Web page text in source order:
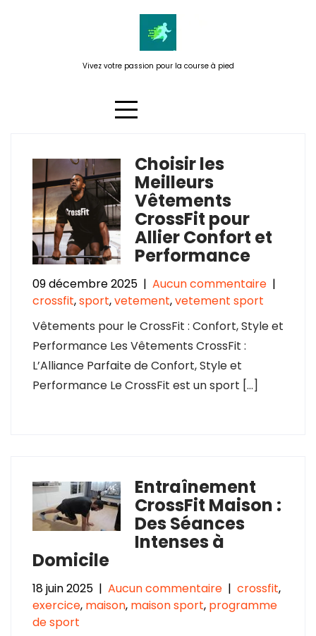
Vivez votre passion pour la course à pied
Catégorie : crossfit
Choisir les
Meilleurs
Vêtements
CrossFit pour
Allier Confort et
Performance
09 décembre 2025 | Aucun commentaire |
crossfit,sport,vetement,vetement sport
Vêtements pour le CrossFit : Confort, Style et
Performance Les Vêtements CrossFit :
L’Alliance Parfaite de Confort, Style et
Performance Le CrossFit est un sport […]
Entraînement
CrossFit Maison :
Des Séances
Intenses à
Domicile
18 juin 2025 | Aucun commentaire | crossfit,
exercice, maison, maison sport, programme
de sport